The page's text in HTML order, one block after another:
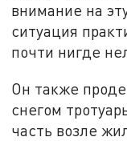
внимание на
ситуация
почти нигде
Он также
снегом
часть возле